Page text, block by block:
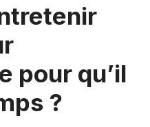
pour qu’il
?